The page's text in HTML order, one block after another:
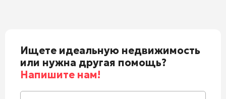
Ищете идеальную недвижимость
или нужна другая помощь?
Напишите нам!